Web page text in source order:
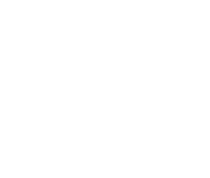
und Regeln können
wenden.